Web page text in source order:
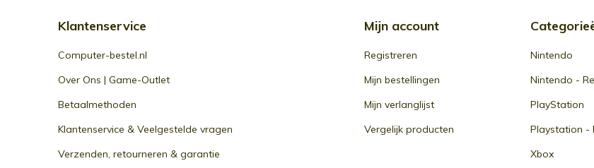
Klantenservice
Computer-bestel.nl
Over Ons | Game-Outlet
Betaalmethoden
Klantenservice & Veelgestelde vragen
Verzenden, retourneren & garantie
Mijn account
Registreren
Mijn bestellingen
Mijn verlanglijst
Vergelijk producten
Nintendo
Nintendo -
PlayStation
Playstation -
Xbox